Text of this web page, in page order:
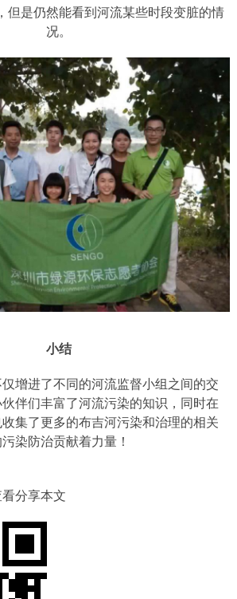
但是仍然能看到河流某些时段变脏的情
况。
小结
增进了不同的河流监督小组之间的交
伴们丰富了河流污染的知识，同时在
集了更多的布吉河污染和治理的相关
染防治贡献着力量！
分享本文